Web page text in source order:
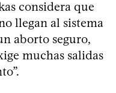
considera que
llegan al sistema
aborto seguro,
muchas salidas